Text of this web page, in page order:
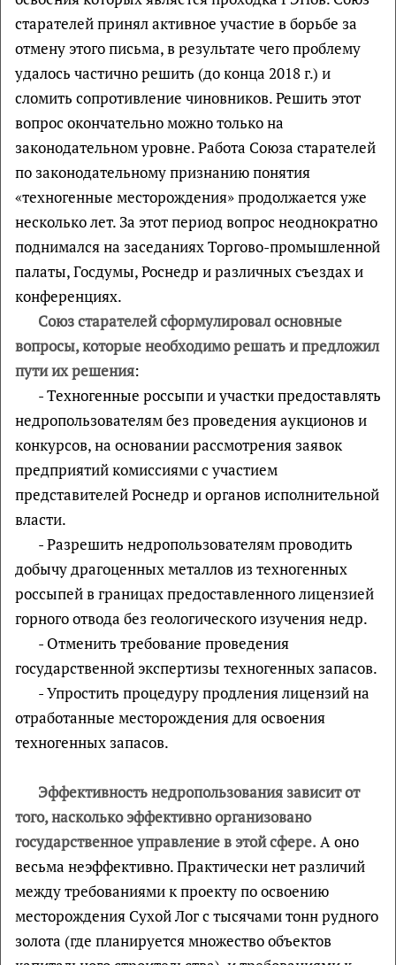
старателей принял активное участие в борьбе за
отмену этого письма, в результате чего проблему
удалось частично решить (до конца 2018 г.) и
сломить сопротивление чиновников. Решить этот
вопрос окончательно можно только на
законодательном уровне. Работа Союза старателей
по законодательному признанию понятия
«техногенные месторождения» продолжается уже
несколько лет. За этот период вопрос неоднократно
поднимался на заседаниях Торгово-промышленной
палаты, Госдумы, Роснедр и различных съездах и
конференциях.
Союз старателей сформулировал основные
вопросы, которые необходимо решать и предложил
пути их решения:
- Техногенные россыпи и участки предоставлять
недропользователям без проведения аукционов и
конкурсов, на основании рассмотрения заявок
предприятий комиссиями с участием
представителей Роснедр и органов исполнительной
власти.
- Разрешить недропользователям проводить
добычу драгоценных металлов из техногенных
россыпей в границах предоставленного лицензией
горного отвода без геологического изучения недр.
- Отменить требование проведения
государственной экспертизы техногенных запасов.
- Упростить процедуру продления лицензий на
отработанные месторождения для освоения
техногенных запасов.
Эффективность недропользования зависит от
того, насколько эффективно организовано
государственное управление в этой сфере.А оно
весьма неэффективно. Практически нет различий
между требованиями к проекту по освоению
месторождения Сухой Лог с тысячами тонн рудного
золота (где планируется множество объектов